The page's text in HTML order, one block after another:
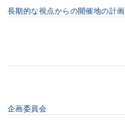
長期的な視点からの開催地の計画
企画委員会